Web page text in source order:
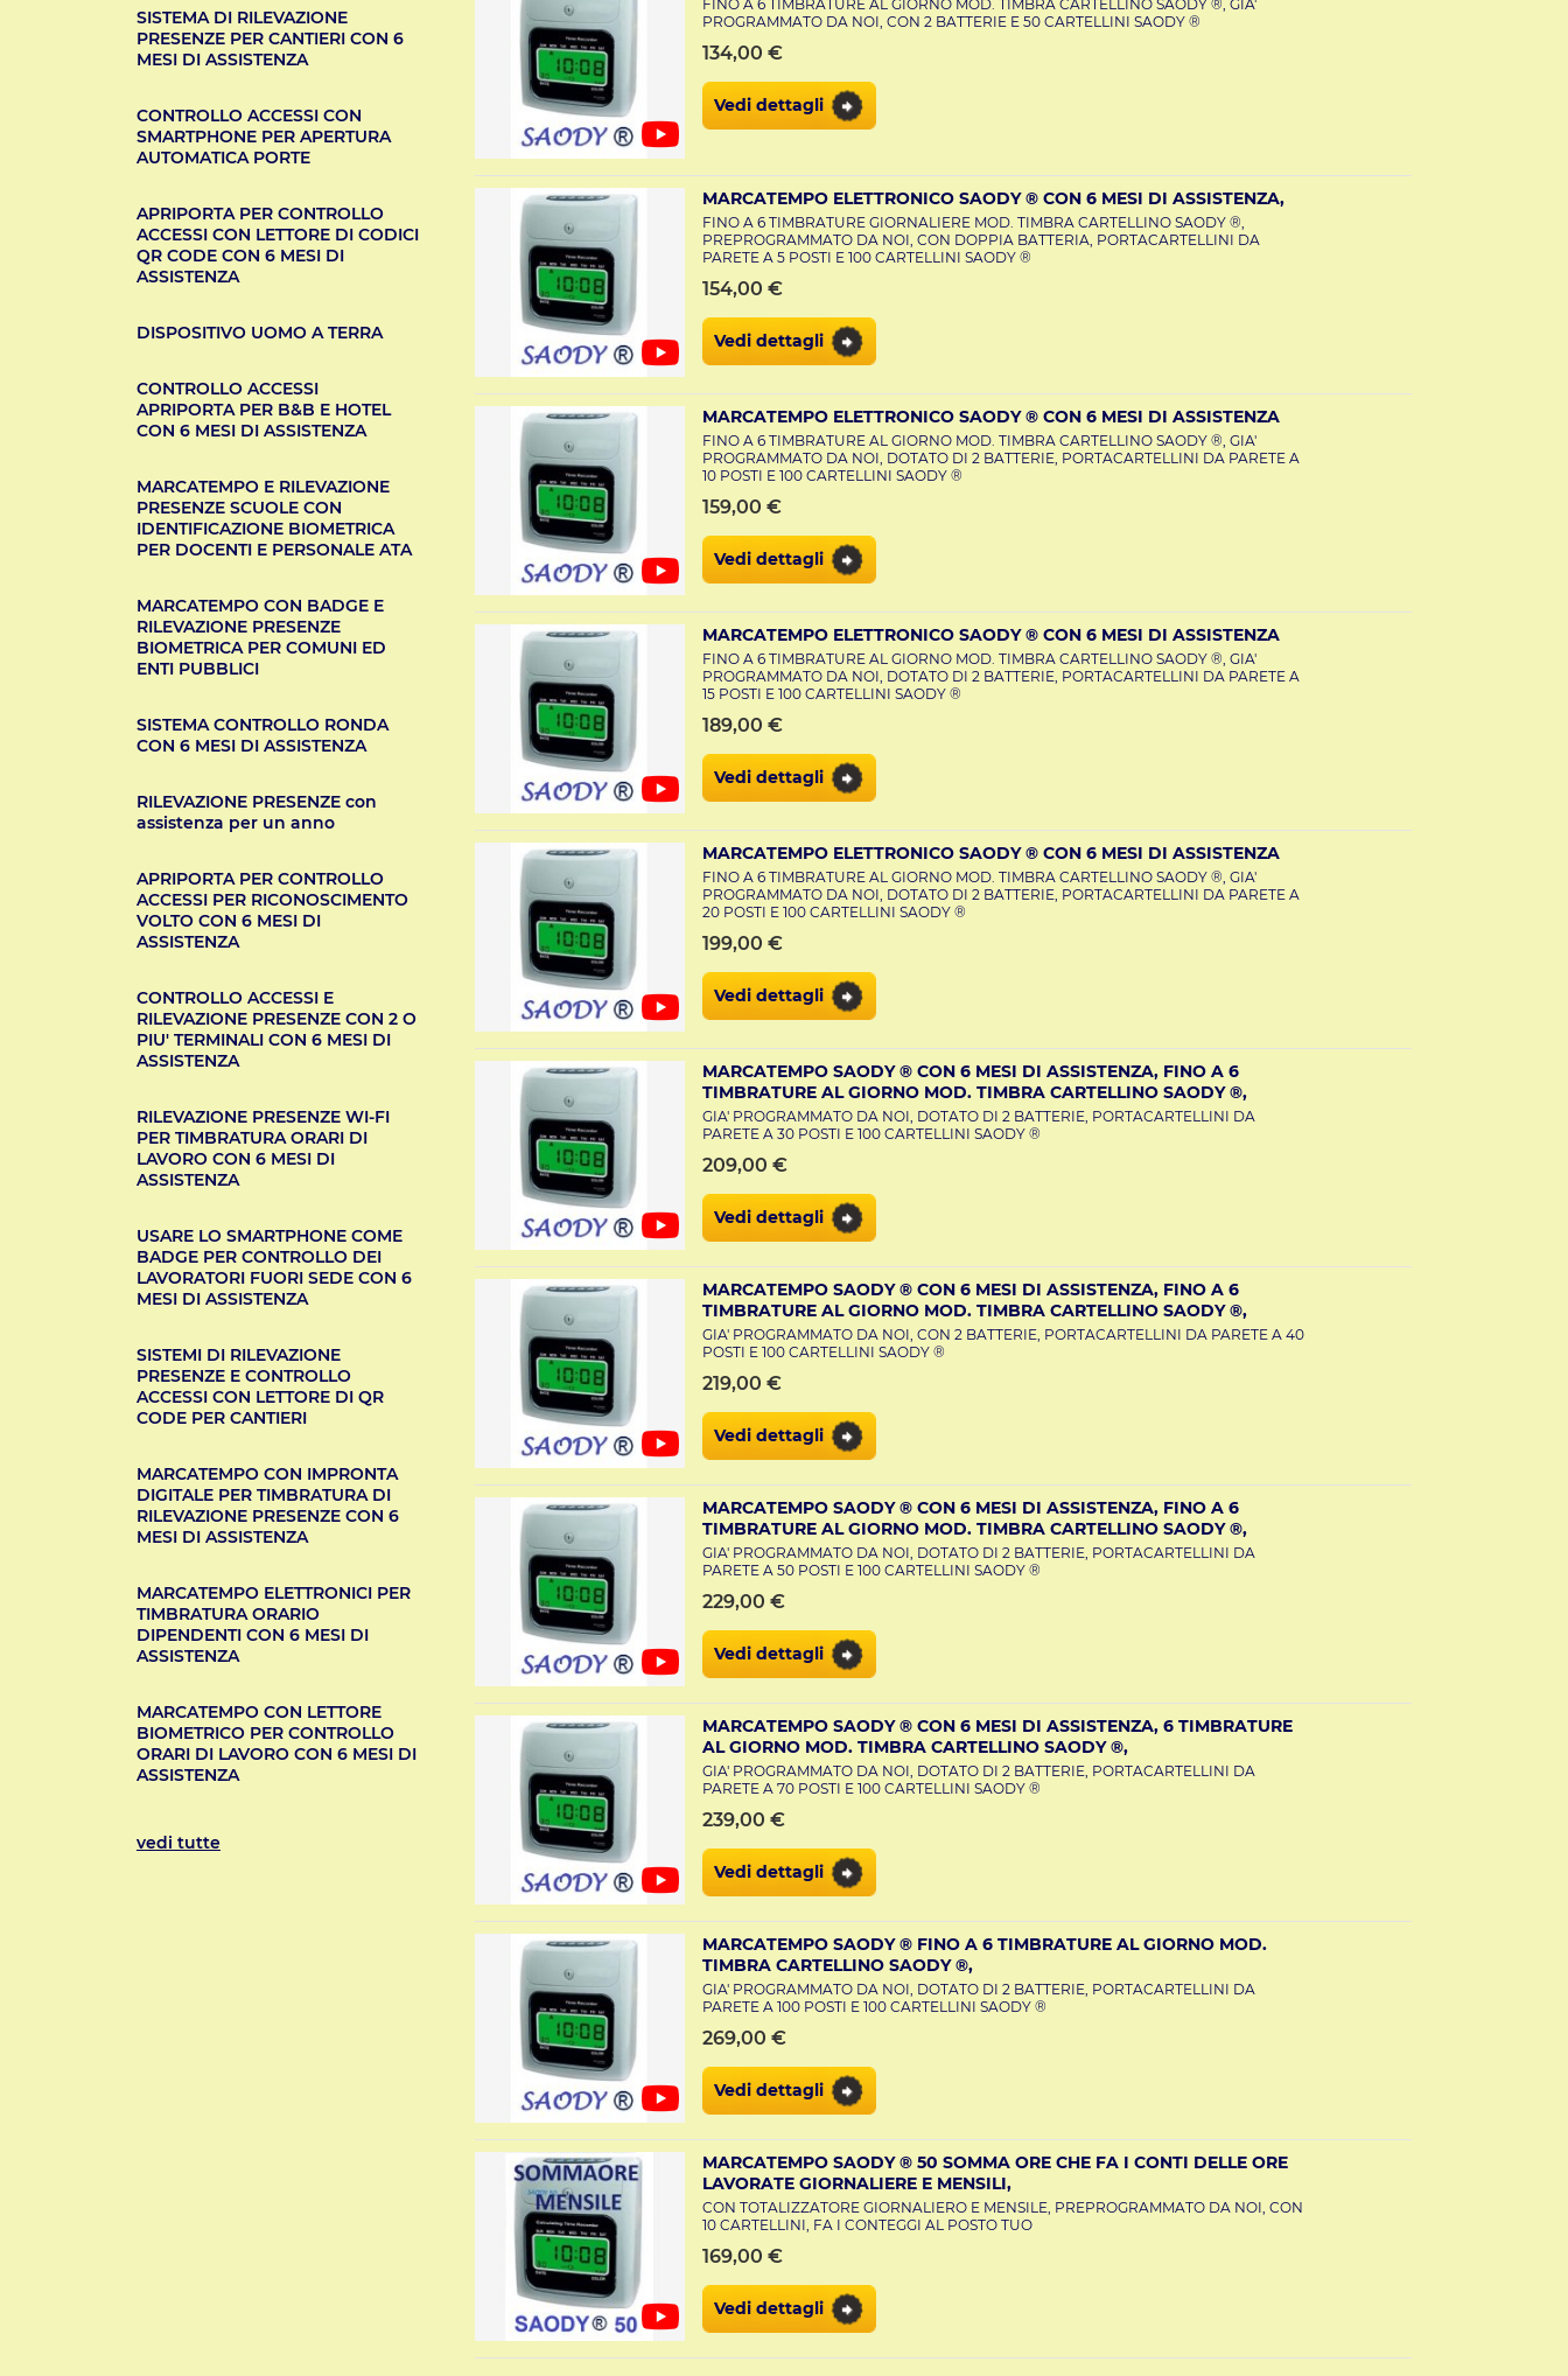
SISTEMA DI RILEVAZIONE
PRESENZE PER CANTIERI CON 6
MESI DI ASSISTENZA
CONTROLLO ACCESSI CON
SMARTPHONE PER APERTURA
AUTOMATICA PORTE
APRIPORTA PER CONTROLLO
ACCESSI CON LETTORE DI CODICI
QR CODE CON 6 MESI DI
ASSISTENZA
DISPOSITIVO UOMO A TERRA
CONTROLLO ACCESSI
APRIPORTA PER B&B E HOTEL
CON 6 MESI DI ASSISTENZA
MARCATEMPO E RILEVAZIONE
PRESENZE SCUOLE CON
IDENTIFICAZIONE BIOMETRICA
PER DOCENTI E PERSONALE ATA
MARCATEMPO CON BADGE E
RILEVAZIONE PRESENZE
BIOMETRICA PER COMUNI ED
ENTI PUBBLICI
SISTEMA CONTROLLO RONDA
CON 6 MESI DI ASSISTENZA
RILEVAZIONE PRESENZE con
assistenza per un anno
APRIPORTA PER CONTROLLO
ACCESSI PER RICONOSCIMENTO
VOLTO CON 6 MESI DI
ASSISTENZA
CONTROLLO ACCESSI E
RILEVAZIONE PRESENZE CON 2 O
PIU' TERMINALI CON 6 MESI DI
ASSISTENZA
RILEVAZIONE PRESENZE WI-FI
PER TIMBRATURA ORARI DI
LAVORO CON 6 MESI DI
ASSISTENZA
USARE LO SMARTPHONE COME
BADGE PER CONTROLLO DEI
LAVORATORI FUORI SEDE CON 6
MESI DI ASSISTENZA
SISTEMI DI RILEVAZIONE
PRESENZE E CONTROLLO
ACCESSI CON LETTORE DI QR
CODE PER CANTIERI
MARCATEMPO CON IMPRONTA
DIGITALE PER TIMBRATURA DI
RILEVAZIONE PRESENZE CON 6
MESI DI ASSISTENZA
MARCATEMPO ELETTRONICI PER
TIMBRATURA ORARIO
DIPENDENTI CON 6 MESI DI
ASSISTENZA
MARCATEMPO CON LETTORE
BIOMETRICO PER CONTROLLO
ORARI DI LAVORO CON 6 MESI DI
ASSISTENZA
vedi tutte
FINO A 6 TIMBRATURE AL GIORNO MOD. TIMBRA CARTELLINO SAODY ®, GIA'
PROGRAMMATO DA NOI, CON 2 BATTERIE E 50 CARTELLINI SAODY ®
134,00 €
Vedi dettagli
MARCATEMPO ELETTRONICO SAODY ® CON 6 MESI DI ASSISTENZA,
FINO A 6 TIMBRATURE GIORNALIERE MOD. TIMBRA CARTELLINO SAODY ®,
PREPROGRAMMATO DA NOI, CON DOPPIA BATTERIA, PORTACARTELLINI DA
PARETE A 5 POSTI E 100 CARTELLINI SAODY ®
154,00 €
Vedi dettagli
MARCATEMPO ELETTRONICO SAODY ® CON 6 MESI DI ASSISTENZA
FINO A 6 TIMBRATURE AL GIORNO MOD. TIMBRA CARTELLINO SAODY ®, GIA'
PROGRAMMATO DA NOI, DOTATO DI 2 BATTERIE, PORTACARTELLINI DA PARETE A
10 POSTI E 100 CARTELLINI SAODY ®
159,00 €
Vedi dettagli
MARCATEMPO ELETTRONICO SAODY ® CON 6 MESI DI ASSISTENZA
FINO A 6 TIMBRATURE AL GIORNO MOD. TIMBRA CARTELLINO SAODY ®, GIA'
PROGRAMMATO DA NOI, DOTATO DI 2 BATTERIE, PORTACARTELLINI DA PARETE A
15 POSTI E 100 CARTELLINI SAODY ®
189,00 €
Vedi dettagli
MARCATEMPO ELETTRONICO SAODY ® CON 6 MESI DI ASSISTENZA
FINO A 6 TIMBRATURE AL GIORNO MOD. TIMBRA CARTELLINO SAODY ®, GIA'
PROGRAMMATO DA NOI, DOTATO DI 2 BATTERIE, PORTACARTELLINI DA PARETE A
20 POSTI E 100 CARTELLINI SAODY ®
199,00 €
Vedi dettagli
MARCATEMPO SAODY ® CON 6 MESI DI ASSISTENZA, FINO A 6
TIMBRATURE AL GIORNO MOD. TIMBRA CARTELLINO SAODY ®,
GIA' PROGRAMMATO DA NOI, DOTATO DI 2 BATTERIE, PORTACARTELLINI DA
PARETE A 30 POSTI E 100 CARTELLINI SAODY ®
209,00 €
Vedi dettagli
MARCATEMPO SAODY ® CON 6 MESI DI ASSISTENZA, FINO A 6
TIMBRATURE AL GIORNO MOD. TIMBRA CARTELLINO SAODY ®,
GIA' PROGRAMMATO DA NOI, CON 2 BATTERIE, PORTACARTELLINI DA PARETE A 40
POSTI E 100 CARTELLINI SAODY ®
219,00 €
Vedi dettagli
MARCATEMPO SAODY ® CON 6 MESI DI ASSISTENZA, FINO A 6
TIMBRATURE AL GIORNO MOD. TIMBRA CARTELLINO SAODY ®,
GIA' PROGRAMMATO DA NOI, DOTATO DI 2 BATTERIE, PORTACARTELLINI DA
PARETE A 50 POSTI E 100 CARTELLINI SAODY ®
229,00 €
Vedi dettagli
MARCATEMPO SAODY ® CON 6 MESI DI ASSISTENZA, 6 TIMBRATURE
AL GIORNO MOD. TIMBRA CARTELLINO SAODY ®,
GIA' PROGRAMMATO DA NOI, DOTATO DI 2 BATTERIE, PORTACARTELLINI DA
PARETE A 70 POSTI E 100 CARTELLINI SAODY ®
239,00 €
Vedi dettagli
MARCATEMPO SAODY ® FINO A 6 TIMBRATURE AL GIORNO MOD.
TIMBRA CARTELLINO SAODY ®,
GIA' PROGRAMMATO DA NOI, DOTATO DI 2 BATTERIE, PORTACARTELLINI DA
PARETE A 100 POSTI E 100 CARTELLINI SAODY ®
269,00 €
Vedi dettagli
MARCATEMPO SAODY ® 50 SOMMA ORE CHE FA I CONTI DELLE ORE
LAVORATE GIORNALIERE E MENSILI,
CON TOTALIZZATORE GIORNALIERO E MENSILE, PREPROGRAMMATO DA NOI, CON
10 CARTELLINI, FA I CONTEGGI AL POSTO TUO
169,00 €
Vedi dettagli